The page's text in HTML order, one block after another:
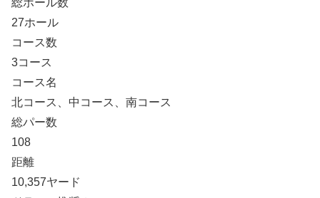
総ホール数
27ホール
コース数
3コース
コース名
北コース、中コース、南コース
総パー数
108
距離
10,357ヤード